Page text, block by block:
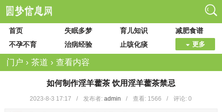
首页 失眠多梦 育儿知识
减肥食谱
不孕不育
治病经验 止咳化痰 更多
门户 › 茶道 › 查看内容
如何制作淫羊藿茶 饮用淫羊藿茶禁忌
2023-8-3 17:17 / 发布者:admin / 查看: 1566 / 评论: 0